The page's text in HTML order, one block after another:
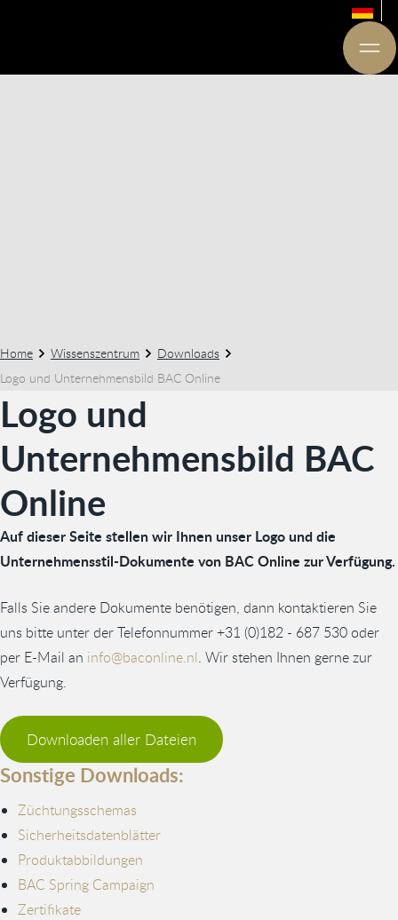
Home Wissenszentrum
Downloads
Logo und Unternehmensbild BAC Online
Logo und
Unternehmensbild BAC
Online
Auf dieser Seite stellen wir Ihnen unser Logo und die
Unternehmensstil-Dokumente von BAC Online zur Verfügung.
Falls Sie andere Dokumente benötigen, dann kontaktieren Sie
uns bitte unter der Telefonnummer +31 (0)182 - 687 530 oder
per E-Mail an info@baconline.nl. Wir stehen Ihnen gerne zur
Verfügung.
Downloaden aller Dateien
Sonstige Downloads:
Züchtungsschemas
Sicherheitsdatenblätter
Produktabbildungen
BAC Spring Campaign
Zertifikate